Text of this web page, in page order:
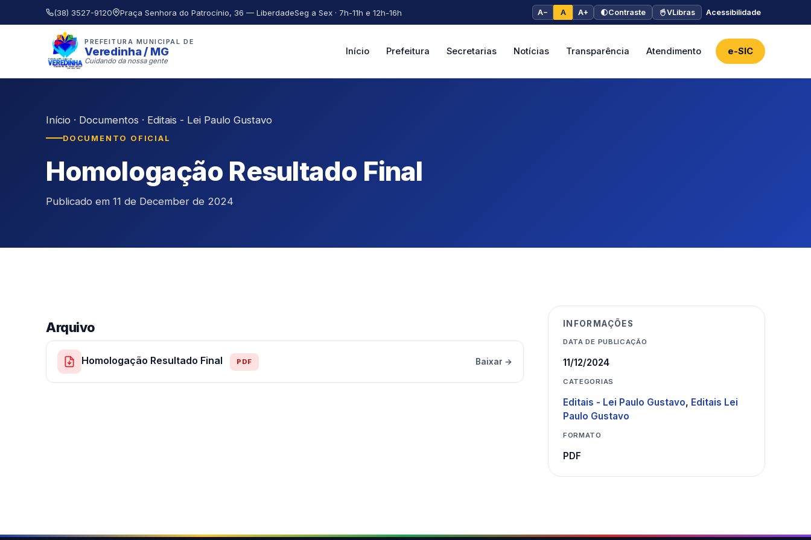
(38) 3527-9120 Praça Senhora do Patrocínio, 36 — LiberdadeSeg a Sex · 7h-11h e 12h-16h A− A A+ Contraste VLibras Acessibilidade
PREFEITURA MUNICIPAL DE
Veredinha / MG
Cuidando da nossa gente
Início Prefeitura Secretarias Notícias Transparência Atendimento e-SIC
Início · Documentos · Editais - Lei Paulo Gustavo
DOCUMENTO OFICIAL
Homologação Resultado Final
Publicado em 11 de December de 2024
Arquivo
Homologação Resultado Final PDF Baixar →
INFORMAÇÕES
DATA DE PUBLICAÇÃO
11/12/2024
CATEGORIAS
Editais - Lei Paulo Gustavo, Editais Lei
Paulo Gustavo
FORMATO
PDF